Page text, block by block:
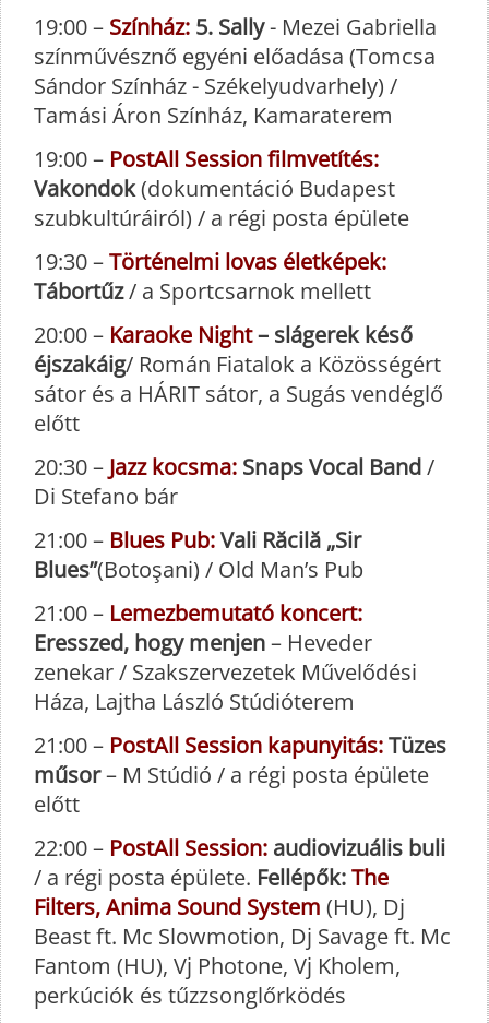
19:00 – Színház: 5. Sally- Mezei Gabriella
színművésznő egyéni előadása (Tomcsa
Sándor Színház - Székelyudvarhely) /
Tamási Áron Színház, Kamaraterem
19:00 – PostAll Session filmvetítés:
Vakondok(dokumentáció Budapest
szubkultúráiról) / a régi posta épülete
19:30 –Történelmi lovas életképek:
Tábortűz/ a Sportcsarnok mellett
20:00 – Karaoke Night– slágerek késő
éjszakáig/ Román Fiatalok a Közösségért
sátor és a HÁRIT sátor, a Sugás vendéglő
előtt
20:30 – Jazz kocsma: Snaps Vocal Band/
Di Stefano bár
21:00 – Blues Pub:Vali Răcilă „Sir
Blues”(Botoşani) / Old Man’s Pub
21:00 – Lemezbemutató koncert:
Eresszed, hogy menjen– Heveder
zenekar / Szakszervezetek Művelődési
Háza, Lajtha László Stúdióterem
21:00 – PostAll Session kapunyitás:Tüzes
műsor– M Stúdió / a régi posta épülete
előtt
22:00 – PostAll Session: audiovizuális buli
/ a régi posta épülete. Fellépők:The
Filters, Anima Sound System (HU), Dj
Beast ft. Mc Slowmotion, Dj Savage ft. Mc
Fantom (HU), Vj Photone, Vj Kholem,
perkúciók és tűzzsonglőrködés